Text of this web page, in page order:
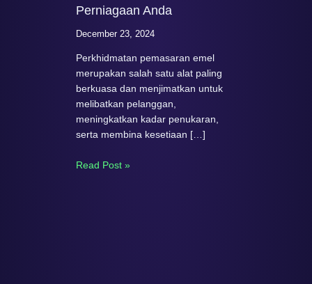
Perniagaan Anda
December 23, 2024
Perkhidmatan pemasaran emel
merupakan salah satu alat paling
berkuasa dan menjimatkan untuk
melibatkan pelanggan,
meningkatkan kadar penukaran,
serta membina kesetiaan […]
Read Post »